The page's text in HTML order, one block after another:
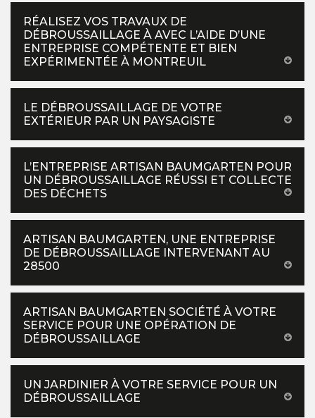
RÉALISEZ VOS TRAVAUX DE
DÉBROUSSAILLAGE À AVEC L’AIDE D’UNE
ENTREPRISE COMPÉTENTE ET BIEN
EXPÉRIMENTÉE À MONTREUIL
LE DÉBROUSSAILLAGE DE VOTRE
EXTÉRIEUR PAR UN PAYSAGISTE
L’ENTREPRISE ARTISAN BAUMGARTEN POUR
UN DÉBROUSSAILLAGE RÉUSSI ET COLLECTE
DES DÉCHETS
ARTISAN BAUMGARTEN, UNE ENTREPRISE
DE DÉBROUSSAILLAGE INTERVENANT AU
28500
ARTISAN BAUMGARTEN SOCIÉTÉ À VOTRE
SERVICE POUR UNE OPÉRATION DE
DÉBROUSSAILLAGE
UN JARDINIER À VOTRE SERVICE POUR UN
DÉBROUSSAILLAGE